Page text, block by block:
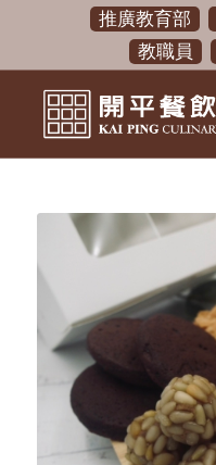
推廣教育部
教職員